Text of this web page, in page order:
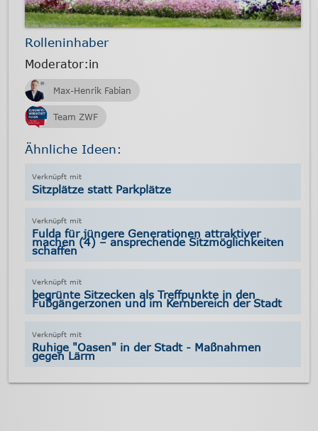
Rolleninhaber
Moderator:in
Max-Henrik Fabian
Team ZWF
Ähnliche Ideen:
Sitzplätze statt Parkplätze
Fulda für jüngere Generationen attraktiver
machen (4) – ansprechende Sitzmöglichkeiten
schaffen
begrünte Sitzecken als Treffpunkte in den
Fußgängerzonen und im Kernbereich der Stadt
Ruhige "Oasen" in der Stadt - Maßnahmen
gegen Lärm